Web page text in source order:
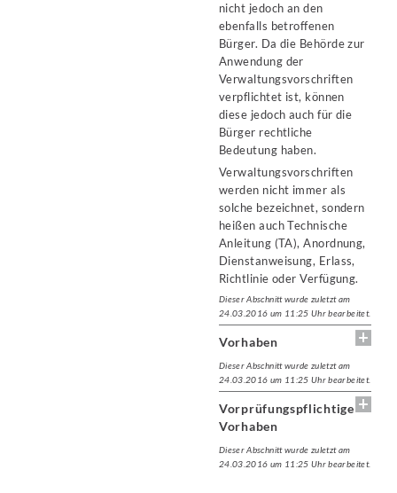
nicht jedoch an den
ebenfalls betroffenen
Bürger. Da die Behörde zur
Anwendung der
Verwaltungsvorschriften
verpflichtet ist, können
diese jedoch auch für die
Bürger rechtliche
Bedeutung haben.
Verwaltungsvorschriften
werden nicht immer als
solche bezeichnet, sondern
heißen auch Technische
Anleitung (TA), Anordnung,
Dienstanweisung, Erlass,
Richtlinie oder Verfügung.
Dieser Abschnitt wurde zuletzt am
24.03.2016 um 11:25 Uhr bearbeitet.
Vorhaben
Dieser Abschnitt wurde zuletzt am
24.03.2016 um 11:25 Uhr bearbeitet.
Vorprüfungspflichtige
Vorhaben
Dieser Abschnitt wurde zuletzt am
24.03.2016 um 11:25 Uhr bearbeitet.